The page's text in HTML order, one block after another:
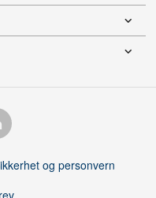
og personvern